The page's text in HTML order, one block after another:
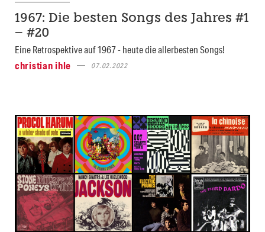
1967: Die besten Songs des Jahres #1
– #20
Eine Retrospektive auf 1967 - heute die allerbesten Songs!
christian ihle
07.02.2022